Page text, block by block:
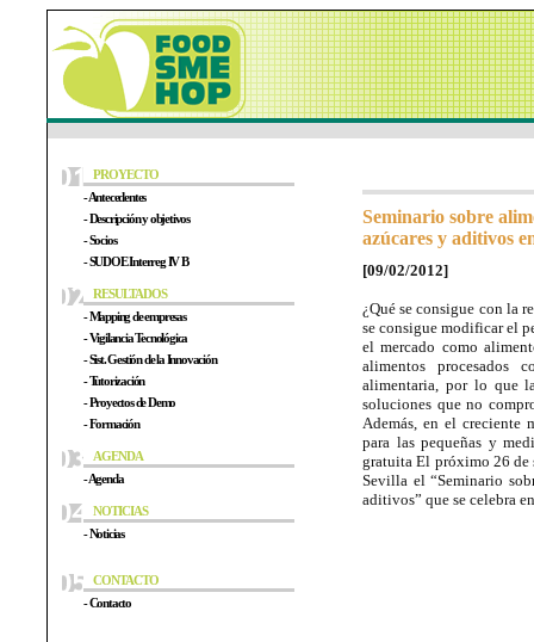
PROYECTO
- Antecedentes
- Descripción y objetivos
- Socios
- SUDOE Interreg IV B
RESULTADOS
- Mapping de empresas
- Vigilancia Tecnológica
- Sist. Gestión de la Innovación
- Tutorización
- Proyectos de Demo
- Formación
AGENDA
- Agenda
NOTICIAS
- Noticias
CONTACTO
- Contacto
Seminario sobre
azúcares y aditivos
[09/02/2012]
¿Qué se consigue con la
se consigue modificar el
el mercado como
alimentos procesados
alimentaria, por lo que
soluciones que no
Además, en el creciente
para las pequeñas y
gratuita El próximo 26 de
Sevilla el “Seminario
aditivos” que se celebra